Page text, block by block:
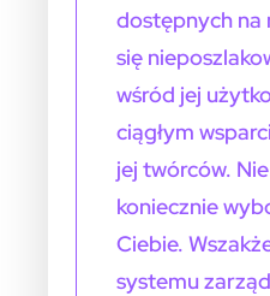
dostępnych na
się
wśród jej
ciągłym
jej twórców.
koniecznie
Ciebie.
systemu